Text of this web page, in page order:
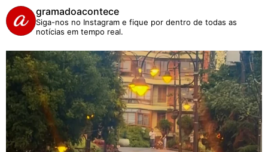
gramadoacontece
Siga-nos no Instagram e fique por dentro de todas as
notícias em tempo real.